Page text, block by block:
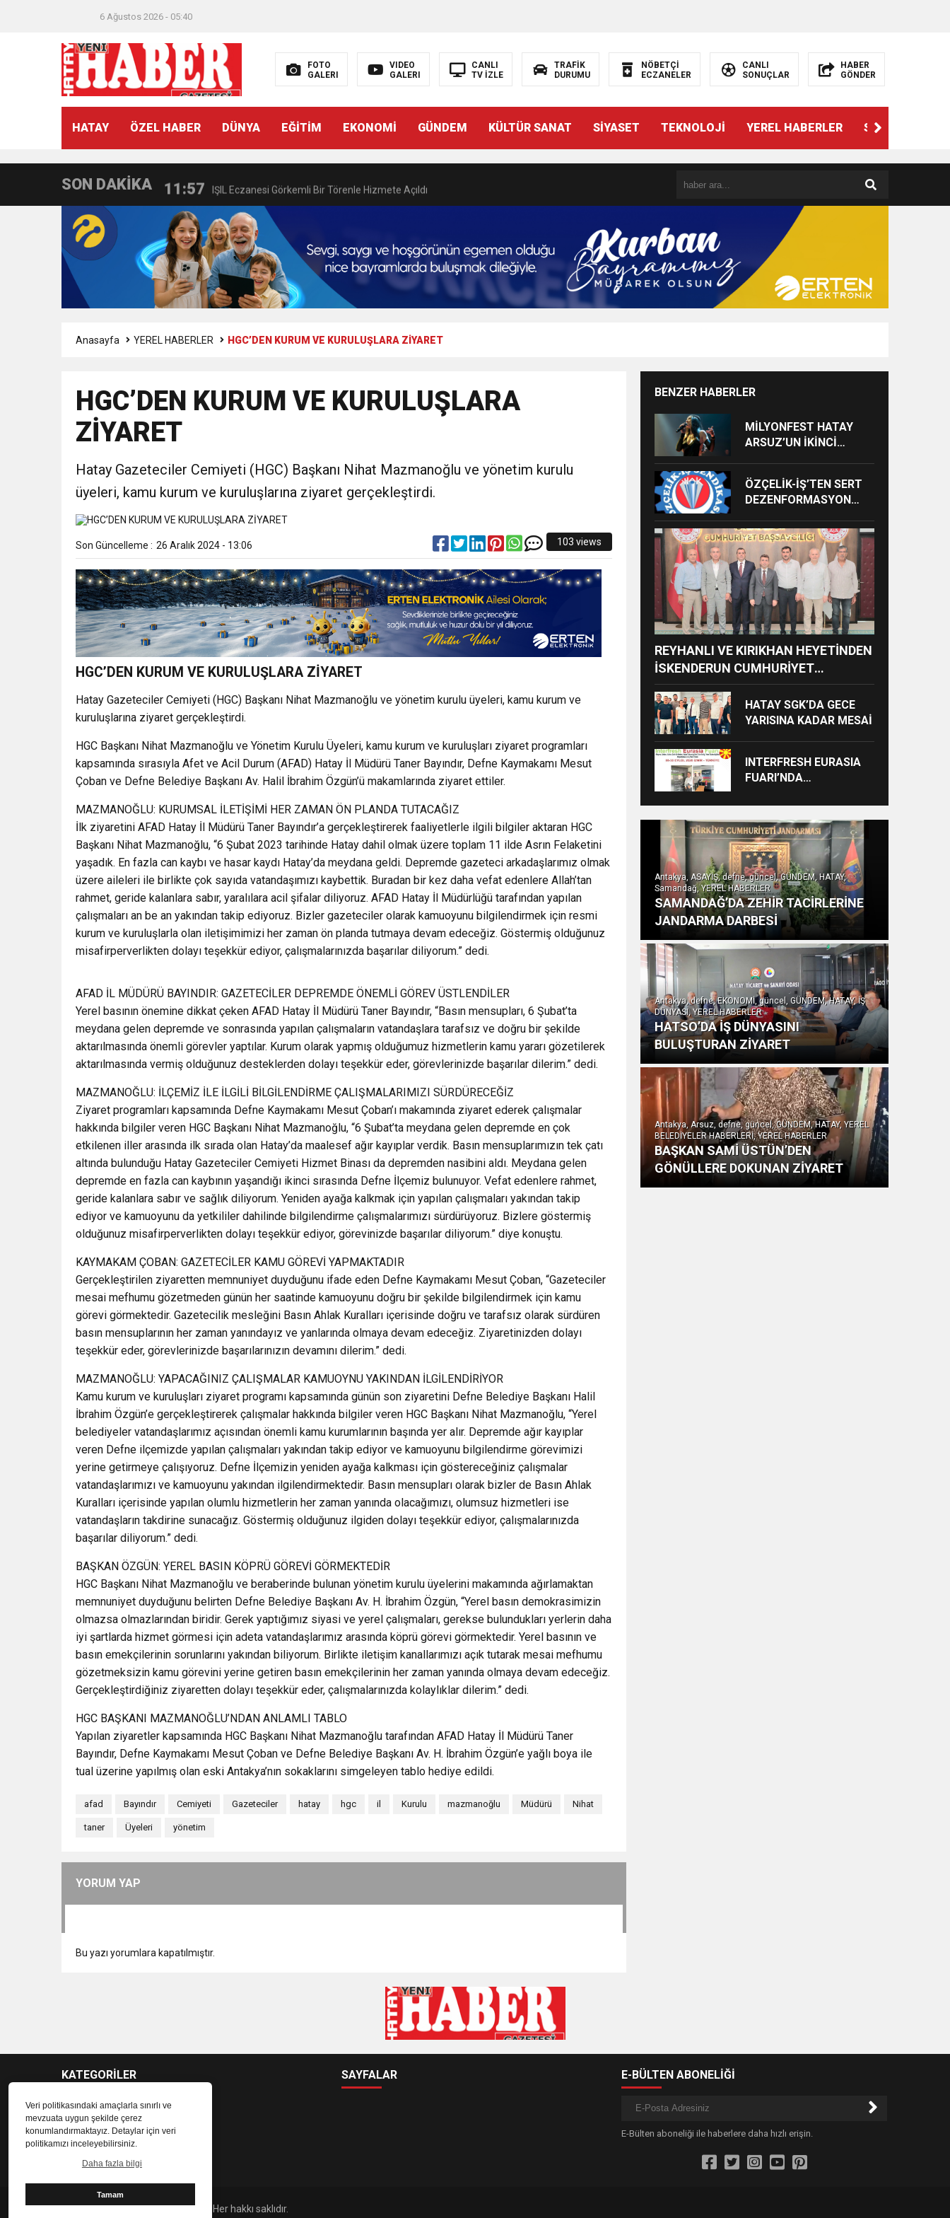
Veri politikasındaki amaçlarla sınırlı ve
mevzuata uygun şekilde çerez
konumlandırmaktayız. Detaylar için veri
politikamızı inceleyebilirsiniz.
Daha fazla bilgi
Tamam
6 Ağustos 2026 - 05:40
FOTO
GALERI
VIDEO
GALERI
CANLI
TV İZLE
TRAFİK
DURUMU
NÖBETÇİ
ECZANELER
CANLI
SONUÇLAR
HABER
GÖNDER
HATAY ÖZEL HABER DÜNYA EĞİTİM EKONOMİ GÜNDEM KÜLTÜR SANAT SİYASET TEKNOLOJİ YEREL HABERLER SPOR
SON DAKİKA
21:40
18:22 BAŞKAN SAMİ ÜSTÜN’DEN GÖNÜLLERE DOKUNAN ZİYARET
11:47
11:57 IŞIL Eczanesi Görkemli Bir Törenle Hizmete Açıldı
21:40 HİKMET KAMİL ERYILMAZ’DAN EĞİTİME KALICI YATIRIM
3:47 Belediye Başkanı İbrahim Gül, Cumhuriyet, Türk Milletinin Özgürlük ve Onur Nişanesidir
6:19
1:00 İTSO İŞ-KUR SGK TOPLANTI DUYURUSU
21:40
Anasayfa YEREL HABERLER HGC’DEN KURUM VE KURULUŞLARA ZİYARET
HGC’DEN KURUM VE KURULUŞLARA
ZİYARET
Hatay Gazeteciler Cemiyeti (HGC) Başkanı Nihat Mazmanoğlu ve yönetim kurulu
üyeleri, kamu kurum ve kuruluşlarına ziyaret gerçekleştirdi.
Son Güncelleme : 26 Aralık 2024 - 13:06 103 views
HGC’DEN KURUM VE KURULUŞLARA ZİYARET
Hatay Gazeteciler Cemiyeti (HGC) Başkanı Nihat Mazmanoğlu ve yönetim kurulu üyeleri, kamu kurum ve
kuruluşlarına ziyaret gerçekleştirdi.
HGC Başkanı Nihat Mazmanoğlu ve Yönetim Kurulu Üyeleri, kamu kurum ve kuruluşları ziyaret programları
kapsamında sırasıyla Afet ve Acil Durum (AFAD) Hatay İl Müdürü Taner Bayındır, Defne Kaymakamı Mesut
Çoban ve Defne Belediye Başkanı Av. Halil İbrahim Özgün’ü makamlarında ziyaret ettiler.
MAZMANOĞLU: KURUMSAL İLETİŞİMİ HER ZAMAN ÖN PLANDA TUTACAĞIZ
İlk ziyaretini AFAD Hatay İl Müdürü Taner Bayındır’a gerçekleştirerek faaliyetlerle ilgili bilgiler aktaran HGC
Başkanı Nihat Mazmanoğlu, “6 Şubat 2023 tarihinde Hatay dahil olmak üzere toplam 11 ilde Asrın Felaketini
yaşadık. En fazla can kaybı ve hasar kaydı Hatay’da meydana geldi. Depremde gazeteci arkadaşlarımız olmak
üzere aileleri ile birlikte çok sayıda vatandaşımızı kaybettik. Buradan bir kez daha vefat edenlere Allah’tan
rahmet, geride kalanlara sabır, yaralılara acil şifalar diliyoruz. AFAD Hatay İl Müdürlüğü tarafından yapılan
çalışmaları an be an yakından takip ediyoruz. Bizler gazeteciler olarak kamuoyunu bilgilendirmek için resmi
kurum ve kuruluşlarla olan iletişimimizi her zaman ön planda tutmaya devam edeceğiz. Göstermiş olduğunuz
misafirperverlikten dolayı teşekkür ediyor, çalışmalarınızda başarılar diliyorum.” dedi.
AFAD İL MÜDÜRÜ BAYINDIR: GAZETECİLER DEPREMDE ÖNEMLİ GÖREV ÜSTLENDİLER
Yerel basının önemine dikkat çeken AFAD Hatay İl Müdürü Taner Bayındır, “Basın mensupları, 6 Şubat’ta
meydana gelen depremde ve sonrasında yapılan çalışmaların vatandaşlara tarafsız ve doğru bir şekilde
aktarılmasında önemli görevler yaptılar. Kurum olarak yapmış olduğumuz hizmetlerin kamu yararı gözetilerek
aktarılmasında vermiş olduğunuz desteklerden dolayı teşekkür eder, görevlerinizde başarılar dilerim.” dedi.
MAZMANOĞLU: İLÇEMİZ İLE İLGİLİ BİLGİLENDİRME ÇALIŞMALARIMIZI SÜRDÜRECEĞİZ
Ziyaret programları kapsamında Defne Kaymakamı Mesut Çoban’ı makamında ziyaret ederek çalışmalar
hakkında bilgiler veren HGC Başkanı Nihat Mazmanoğlu, “6 Şubat’ta meydana gelen depremde en çok
etkilenen iller arasında ilk sırada olan Hatay’da maalesef ağır kayıplar verdik. Basın mensuplarımızın tek çatı
altında bulunduğu Hatay Gazeteciler Cemiyeti Hizmet Binası da depremden nasibini aldı. Meydana gelen
depremde en fazla can kaybının yaşandığı ikinci sırasında Defne İlçemiz bulunuyor. Vefat edenlere rahmet,
geride kalanlara sabır ve sağlık diliyorum. Yeniden ayağa kalkmak için yapılan çalışmaları yakından takip
ediyor ve kamuoyunu da yetkililer dahilinde bilgilendirme çalışmalarımızı sürdürüyoruz. Bizlere göstermiş
olduğunuz misafirperverlikten dolayı teşekkür ediyor, görevinizde başarılar diliyorum.” diye konuştu.
KAYMAKAM ÇOBAN: GAZETECİLER KAMU GÖREVİ YAPMAKTADIR
Gerçekleştirilen ziyaretten memnuniyet duyduğunu ifade eden Defne Kaymakamı Mesut Çoban, “Gazeteciler
mesai mefhumu gözetmeden günün her saatinde kamuoyunu doğru bir şekilde bilgilendirmek için kamu
görevi görmektedir. Gazetecilik mesleğini Basın Ahlak Kuralları içerisinde doğru ve tarafsız olarak sürdüren
basın mensuplarının her zaman yanındayız ve yanlarında olmaya devam edeceğiz. Ziyaretinizden dolayı
teşekkür eder, görevlerinizde başarılarınızın devamını dilerim.” dedi.
MAZMANOĞLU: YAPACAĞINIZ ÇALIŞMALAR KAMUOYNU YAKINDAN İLGİLENDİRİYOR
Kamu kurum ve kuruluşları ziyaret programı kapsamında günün son ziyaretini Defne Belediye Başkanı Halil
İbrahim Özgün’e gerçekleştirerek çalışmalar hakkında bilgiler veren HGC Başkanı Nihat Mazmanoğlu, “Yerel
belediyeler vatandaşlarımız açısından önemli kamu kurumlarının başında yer alır. Depremde ağır kayıplar
veren Defne ilçemizde yapılan çalışmaları yakından takip ediyor ve kamuoyunu bilgilendirme görevimizi
yerine getirmeye çalışıyoruz. Defne İlçemizin yeniden ayağa kalkması için göstereceğiniz çalışmalar
vatandaşlarımızı ve kamuoyunu yakından ilgilendirmektedir. Basın mensupları olarak bizler de Basın Ahlak
Kuralları içerisinde yapılan olumlu hizmetlerin her zaman yanında olacağımızı, olumsuz hizmetleri ise
vatandaşların takdirine sunacağız. Göstermiş olduğunuz ilgiden dolayı teşekkür ediyor, çalışmalarınızda
başarılar diliyorum.” dedi.
BAŞKAN ÖZGÜN: YEREL BASIN KÖPRÜ GÖREVİ GÖRMEKTEDİR
HGC Başkanı Nihat Mazmanoğlu ve beraberinde bulunan yönetim kurulu üyelerini makamında ağırlamaktan
memnuniyet duyduğunu belirten Defne Belediye Başkanı Av. H. İbrahim Özgün, “Yerel basın demokrasimizin
olmazsa olmazlarından biridir. Gerek yaptığımız siyasi ve yerel çalışmaları, gerekse bulundukları yerlerin daha
iyi şartlarda hizmet görmesi için adeta vatandaşlarımız arasında köprü görevi görmektedir. Yerel basının ve
basın emekçilerinin sorunlarını yakından biliyorum. Birlikte iletişim kanallarımızı açık tutarak mesai mefhumu
gözetmeksizin kamu görevini yerine getiren basın emekçilerinin her zaman yanında olmaya devam edeceğiz.
Gerçekleştirdiğiniz ziyaretten dolayı teşekkür eder, çalışmalarınızda kolaylıklar dilerim.” dedi.
HGC BAŞKANI MAZMANOĞLU’NDAN ANLAMLI TABLO
Yapılan ziyaretler kapsamında HGC Başkanı Nihat Mazmanoğlu tarafından AFAD Hatay İl Müdürü Taner
Bayındır, Defne Kaymakamı Mesut Çoban ve Defne Belediye Başkanı Av. H. İbrahim Özgün’e yağlı boya ile
tual üzerine yapılmış olan eski Antakya’nın sokaklarını simgeleyen tablo hediye edildi.
afad Bayındır Cemiyeti Gazeteciler hatay hgc il Kurulu mazmanoğlu Müdürü Nihat
taner Üyeleri yönetim
YORUM YAP
Bu yazı yorumlara kapatılmıştır.
BENZER HABERLER
MİLYONFEST HATAY
ARSUZ’UN İKİNCİ
ALACAK
ÖZÇELİK-İŞ’TEN SERT
DEZENFORMASYON
VE CEZAİ SÜREÇ
BAŞLATILDI”
REYHANLI VE KIRIKHAN HEYETİNDEN
İSKENDERUN CUMHURİYET
BAŞSAVCILIĞINA ZİYARET
HATAY SGK’DA GECE
YARISINA KADAR MESAİ
INTERFRESH EURASIA
FUARI’NDA
BİRLİKLERİ İÇİN GERİ
SAYIM BAŞLADI
Antakya, ASAYİŞ, defne, güncel, GÜNDEM, HATAY,
Samandağ, YEREL HABERLER
SAMANDAĞ’DA ZEHİR TACİRLERİNE
JANDARMA DARBESİ
Antakya, defne, EKONOMİ, güncel, GÜNDEM, HATAY, İŞ
DÜNYASI, YEREL HABERLER
HATSO’DA İŞ DÜNYASINI
BULUŞTURAN ZİYARET
Antakya, Arsuz, defne, güncel, GÜNDEM, HATAY, YEREL
BELEDİYELER HABERLERİ, YEREL HABERLER
BAŞKAN SAMİ ÜSTÜN’DEN
GÖNÜLLERE DOKUNAN ZİYARET
KATEGORİLER SAYFALAR E-BÜLTEN ABONELİĞİ
E-Bülten aboneliği ile haberlere daha hızlı erişin.
2024 Hatay Yeni Haber Gazetesi - Her hakkı saklıdır.